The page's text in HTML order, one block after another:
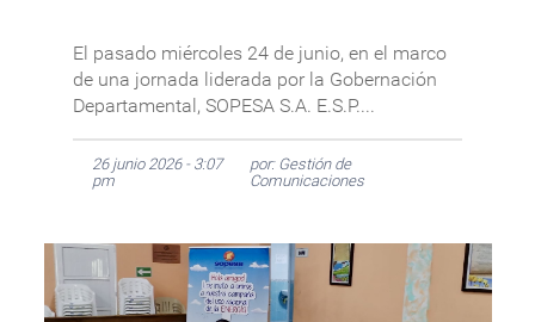
El pasado miércoles 24 de junio, en el marco
de una jornada liderada por la Gobernación
Departamental, SOPESA S.A. E.S.P....
26 junio 2026 - 3:07
pm
por: Gestión de
Comunicaciones